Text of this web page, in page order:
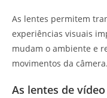
As lentes permitem
experiências visuais
mudam o ambiente e
movimentos da câmera.
As lentes de